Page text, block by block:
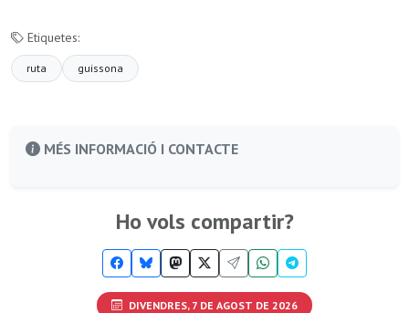
Etiquetes:
ruta guissona
MÉS INFORMACIÓ I CONTACTE
Ho vols compartir?
DIVENDRES, 7 DE AGOST DE 2026